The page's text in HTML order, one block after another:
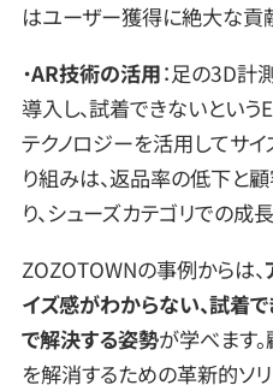
はユーザー獲得に絶大な貢
・AR技術の活用：足の3D計
導入し、試着できないという
テクノロジーを活用してサ
り組みは、返品率の低下と
り、シューズカテゴリでの成
ZOZOTOWNの事例からは、
イズ感がわからない、試着
で解決する姿勢が学べます
を解消するための革新的ソ